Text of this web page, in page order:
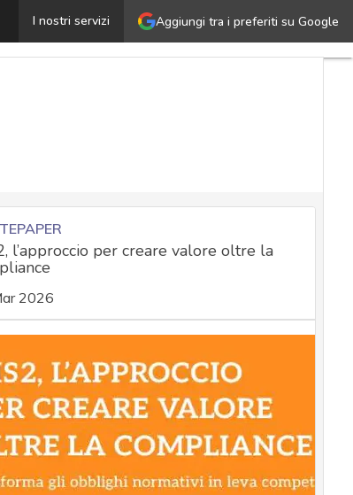
Aggiungi tra i preferiti su Google
I nostri servizi
la vulnerabilità che apre le porte degli
l’approccio per creare valore oltre la
2026